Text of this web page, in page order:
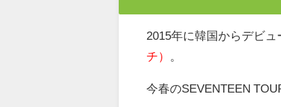
2015年に韓国からデビ
チ）
今春のSEVENTEEN